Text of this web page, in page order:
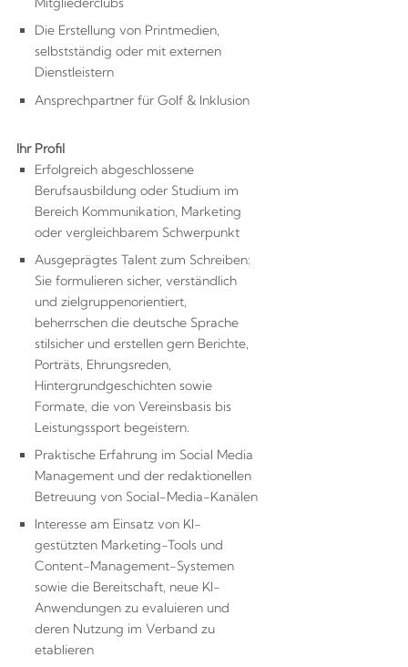
Die Erstellung von Printmedien,
selbstständig oder mit externen
Dienstleistern
Ansprechpartner für Golf & Inklusion
Ihr Profil
Erfolgreich abgeschlossene
Berufsausbildung oder Studium im
Bereich Kommunikation, Marketing
oder vergleichbarem Schwerpunkt
Ausgeprägtes Talent zum Schreiben:
Sie formulieren sicher, verständlich
und zielgruppenorientiert,
beherrschen die deutsche Sprache
stilsicher und erstellen gern Berichte,
Porträts, Ehrungsreden,
Hintergrundgeschichten sowie
Formate, die von Vereinsbasis bis
Leistungssport begeistern.
Praktische Erfahrung im Social Media
Management und der redaktionellen
Betreuung von Social-Media-Kanälen
Interesse am Einsatz von KI-
gestützten Marketing-Tools und
Content-Management-Systemen
sowie die Bereitschaft, neue KI-
Anwendungen zu evaluieren und
deren Nutzung im Verband zu
etablieren